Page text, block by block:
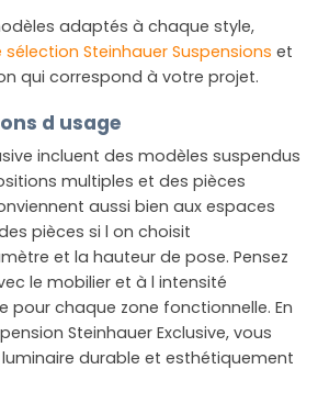
adaptés à chaque style,
sélection Steinhauer Suspensions et
qui correspond à votre projet.
d usage
incluent des modèles suspendus
multiples et des pièces
aussi bien aux espaces
pièces si l on choisit
et la hauteur de pose. Pensez
le mobilier et à l intensité
pour chaque zone fonctionnelle. En
Steinhauer Exclusive, vous
durable et esthétiquement